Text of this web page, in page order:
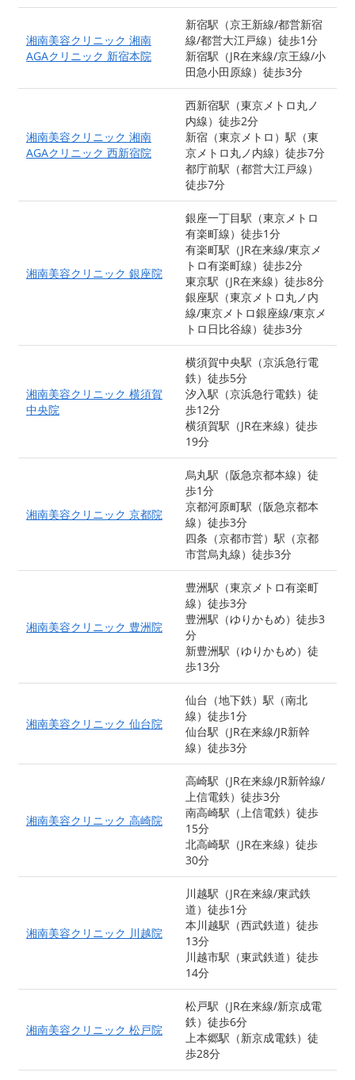
湘南美容クリニック 湘南
AGAクリニック 新宿本院
新宿駅（京王新線/都営新宿
線/都営大江戸線）徒歩1分
新宿駅（JR在来線/京王線/小
田急小田原線）徒歩3分
湘南美容クリニック 湘南
AGAクリニック 西新宿院
西新宿駅（東京メトロ丸ノ
内線）徒歩2分
新宿（東京メトロ）駅（東
京メトロ丸ノ内線）徒歩7分
都庁前駅（都営大江戸線）
徒歩7分
湘南美容クリニック 銀座院
銀座一丁目駅（東京メトロ
有楽町線）徒歩1分
有楽町駅（JR在来線/東京メ
トロ有楽町線）徒歩2分
東京駅（JR在来線）徒歩8分
銀座駅（東京メトロ丸ノ内
線/東京メトロ銀座線/東京メ
トロ日比谷線）徒歩3分
湘南美容クリニック 横須賀
中央院
横須賀中央駅（京浜急行電
鉄）徒歩5分
汐入駅（京浜急行電鉄）徒
歩12分
横須賀駅（JR在来線）徒歩
19分
湘南美容クリニック 京都院
烏丸駅（阪急京都本線）徒
歩1分
京都河原町駅（阪急京都本
線）徒歩3分
四条（京都市営）駅（京都
市営烏丸線）徒歩3分
湘南美容クリニック 豊洲院
豊洲駅（東京メトロ有楽町
線）徒歩3分
豊洲駅（ゆりかもめ）徒歩3
分
新豊洲駅（ゆりかもめ）徒
歩13分
湘南美容クリニック 仙台院
仙台（地下鉄）駅（南北
線）徒歩1分
仙台駅（JR在来線/JR新幹
線）徒歩3分
湘南美容クリニック 高崎院
高崎駅（JR在来線/JR新幹線/
上信電鉄）徒歩3分
南高崎駅（上信電鉄）徒歩
15分
北高崎駅（JR在来線）徒歩
30分
湘南美容クリニック 川越院
川越駅（JR在来線/東武鉄
道）徒歩1分
本川越駅（西武鉄道）徒歩
13分
川越市駅（東武鉄道）徒歩
14分
湘南美容クリニック 松戸院
松戸駅（JR在来線/新京成電
鉄）徒歩6分
上本郷駅（新京成電鉄）徒
歩28分